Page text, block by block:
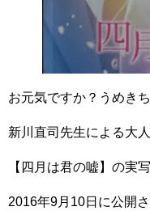
お元気ですか？うめき
新川直司先生による大
【四月は君の嘘】の実
2016年9月10日に公開さ